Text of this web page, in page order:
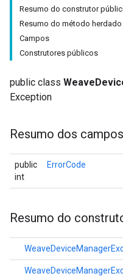
Resumo do construtor
Resumo do método herdado
Campos
Construtores públicos
public class
Exception
Resumo dos campos
public
int
ErrorCode
Resumo do